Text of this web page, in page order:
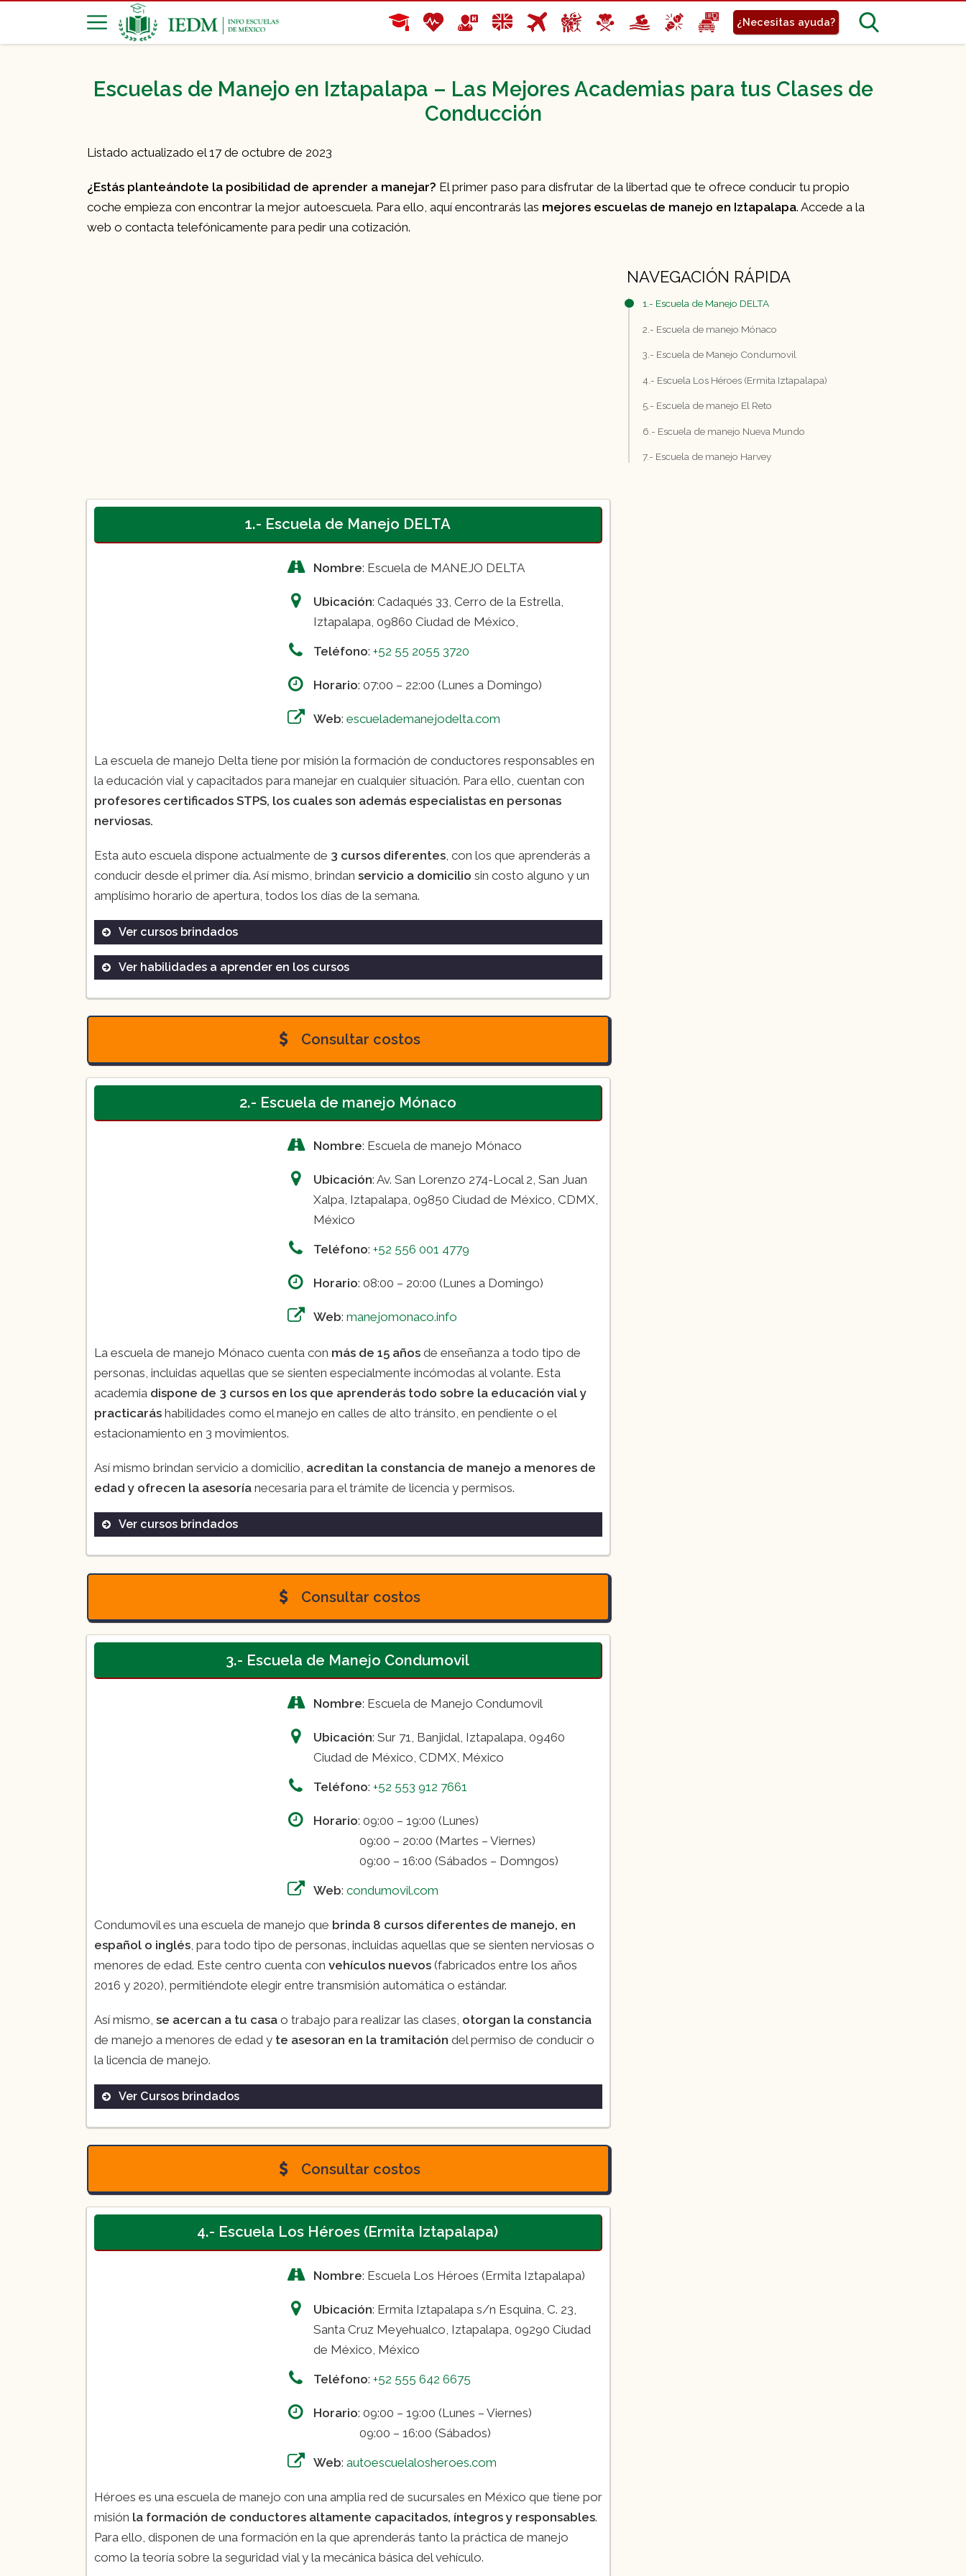
¿Necesitas ayuda?
Escuelas de Manejo en Iztapalapa – Las Mejores Academias para tus Clases de
Conducción
Listado actualizado el 17 de octubre de 2023
¿Estás planteándote la posibilidad de aprender a manejar? El primer paso para disfrutar de la libertad que te ofrece conducir tu propio
coche empieza con encontrar la mejor autoescuela. Para ello, aquí encontrarás las mejores escuelas de manejo en Iztapalapa. Accede a la
web o contacta telefónicamente para pedir una cotización.
NAVEGACIÓN RÁPIDA
1.- Escuela de Manejo DELTA
2.- Escuela de manejo Mónaco
3.- Escuela de Manejo Condumovil
4.- Escuela Los Héroes (Ermita Iztapalapa)
5.- Escuela de manejo El Reto
6.- Escuela de manejo Nueva Mundo
7.- Escuela de manejo Harvey
1.- Escuela de Manejo DELTA
Nombre: Escuela de MANEJO DELTA
Ubicación: Cadaqués 33, Cerro de la Estrella,
Iztapalapa, 09860 Ciudad de México,
Teléfono: +52 55 2055 3720
Horario: 07:00 – 22:00 (Lunes a Domingo)
Web: escuelademanejodelta.com
La escuela de manejo Delta tiene por misión la formación de conductores responsables en
la educación vial y capacitados para manejar en cualquier situación. Para ello, cuentan con
profesores certificados STPS, los cuales son además especialistas en personas
nerviosas.
Esta auto escuela dispone actualmente de 3 cursos diferentes , con los que aprenderás a
conducir desde el primer día. Así mismo, brindan servicio a domicilio sin costo alguno y un
amplísimo horario de apertura, todos los días de la semana.
Ver cursos brindados
Curso de manejo básico:
Curso de manejo intermedio:
Curso de manejo avanzado:
Ver habilidades a aprender en los cursos
Consultar costos
2.- Escuela de manejo Mónaco
Nombre: Escuela de manejo Mónaco
Ubicación: Av. San Lorenzo 274-Local 2, San Juan
Xalpa, Iztapalapa, 09850 Ciudad de México, CDMX,
México
Teléfono: +52 556 001 4779
Horario: 08:00 – 20:00 (Lunes a Domingo)
Web: manejomonaco.info
La escuela de manejo Mónaco cuenta con más de 15 años de enseñanza a todo tipo de
personas, incluidas aquellas que se sienten especialmente incómodas al volante. Esta
academia dispone de 3 cursos en los que aprenderás todo sobre la educación vial y
practicarás habilidades como el manejo en calles de alto tránsito, en pendiente o el
estacionamiento en 3 movimientos.
Así mismo brindan servicio a domicilio, acreditan la constancia de manejo a menores de
edad y ofrecen la asesoría necesaria para el trámite de licencia y permisos.
Ver cursos brindados
Curso de manejo intensivo:
Curso de manejo avanzado:
Consultar costos
3.- Escuela de Manejo Condumovil
Nombre: Escuela de Manejo Condumovil
Ubicación: Sur 71, Banjidal, Iztapalapa, 09460
Ciudad de México, CDMX, México
Teléfono: +52 553 912 7661
Horario: 09:00 – 19:00 (Lunes)
09:00 – 20:00 (Martes – Viernes)
09:00 – 16:00 (Sábados – Domngos)
Web: condumovil.com
Condumovil es una escuela de manejo que brinda 8 cursos diferentes de manejo, en
español o inglés , para todo tipo de personas, incluidas aquellas que se sienten nerviosas o
menores de edad. Este centro cuenta con vehículos nuevos (fabricados entre los años
2016 y 2020), permitiéndote elegir entre transmisión automática o estándar.
Así mismo, se acercan a tu casa o trabajo para realizar las clases, otorgan la constancia
de manejo a menores de edad y te asesoran en la tramitación del permiso de conducir o
la licencia de manejo.
Ver Cursos brindados
Paquete 2
Consultar costos
4.- Escuela Los Héroes (Ermita Iztapalapa)
Nombre: Escuela Los Héroes (Ermita Iztapalapa)
Ubicación: Ermita Iztapalapa s/n Esquina, C. 23,
Santa Cruz Meyehualco, Iztapalapa, 09290 Ciudad
de México, México
Teléfono: +52 555 642 6675
Horario: 09:00 – 19:00 (Lunes – Viernes)
09:00 – 16:00 (Sábados)
Web: autoescuelalosheroes.com
Héroes es una escuela de manejo con una amplia red de sucursales en México que tiene por
misión la formación de conductores altamente capacitados, íntegros y responsables.
Para ello, disponen de una formación en la que aprenderás tanto la práctica de manejo
como la teoría sobre la seguridad vial y la mecánica básica del vehículo.